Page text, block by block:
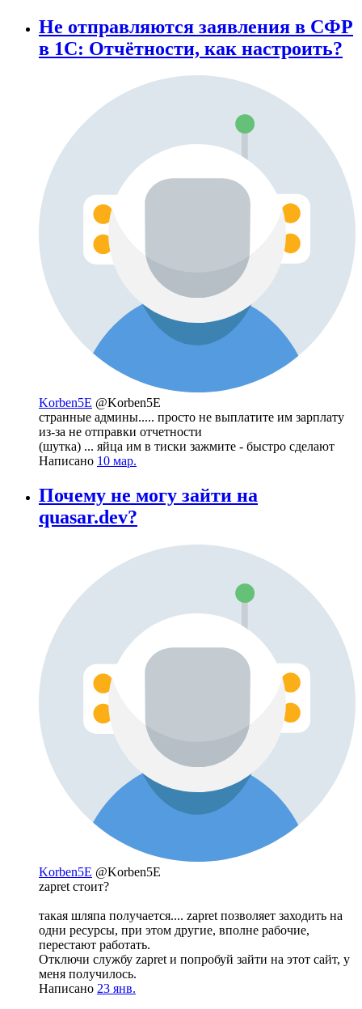
Не отправляются заявления в СФР
в 1С: Отчётности, как настроить?
Korben5E @Korben5E
странные админы..... просто не выплатите им зарплату
из-за не отправки отчетности
(шутка) ... яйца им в тиски зажмите - быстро сделают
Написано 10 мар.
Почему не могу зайти на
quasar.dev?
Korben5E @Korben5E
zapret стоит?
такая шляпа получается.... zapret позволяет заходить на
одни ресурсы, при этом другие, вполне рабочие,
перестают работать.
Отключи службу zapret и попробуй зайти на этот сайт, у
меня получилось.
Написано 23 янв.